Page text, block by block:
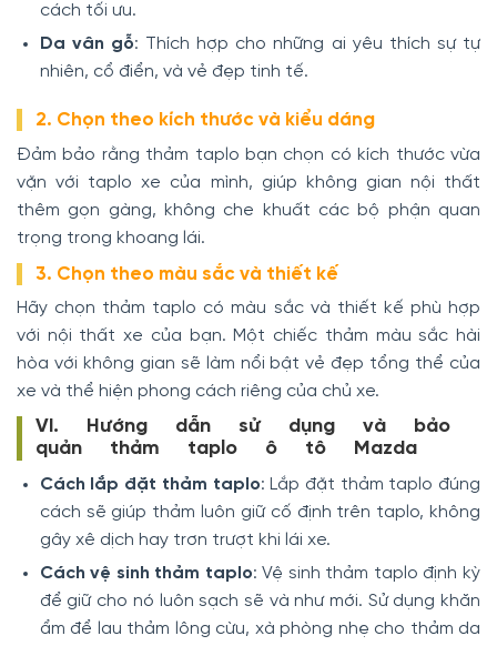
cách tối ưu.
Da vân gỗ: Thích hợp cho những ai yêu thích sự tự
nhiên, cổ điển, và vẻ đẹp tinh tế.
2. Chọn theo kích thước và kiểu dáng
Đảm bảo rằng thảm taplo bạn chọn có kích thước vừa
vặn với taplo xe của mình, giúp không gian nội thất
thêm gọn gàng, không che khuất các bộ phận quan
trọng trong khoang lái.
3. Chọn theo màu sắc và thiết kế
Hãy chọn thảm taplo có màu sắc và thiết kế phù hợp
với nội thất xe của bạn. Một chiếc thảm màu sắc hài
hòa với không gian sẽ làm nổi bật vẻ đẹp tổng thể của
xe và thể hiện phong cách riêng của chủ xe.
VI. Hướng dẫn sử dụng và bảo
quản thảm taplo ô tô Mazda
Cách lắp đặt thảm taplo: Lắp đặt thảm taplo đúng
cách sẽ giúp thảm luôn giữ cố định trên taplo, không
gây xê dịch hay trơn trượt khi lái xe.
Cách vệ sinh thảm taplo: Vệ sinh thảm taplo định kỳ
để giữ cho nó luôn sạch sẽ và như mới. Sử dụng khăn
ẩm để lau thảm lông cừu, xà phòng nhẹ cho thảm da